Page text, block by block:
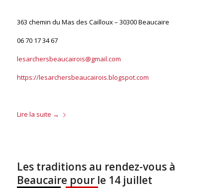
363 chemin du Mas des Cailloux – 30300 Beaucaire
06 70 17 34 67
lesarchersbeaucairois@gmail.com
https://lesarchersbeaucairois.blogspot.com
Lire la suite →
Les traditions au rendez-vous à
Beaucaire pour le 14 juillet